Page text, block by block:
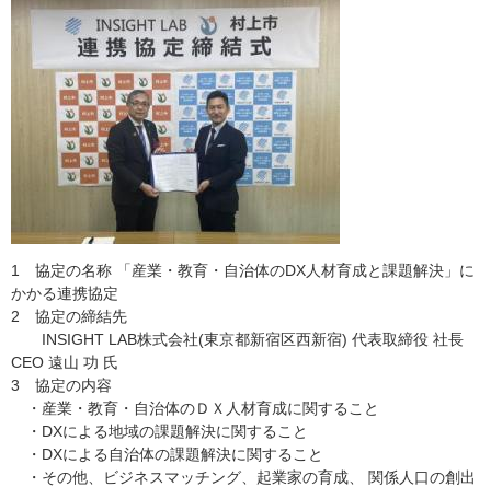
1 協定の名称 「産業・教育・自治体のDX人材育成と課題解決」に
かかる連携協定
2 協定の締結先
INSIGHT LAB株式会社(東京都新宿区西新宿) 代表取締役 社長
CEO 遠山 功 氏
3 協定の内容
・産業・教育・自治体のＤＸ人材育成に関すること
・DXによる地域の課題解決に関すること
・DXによる自治体の課題解決に関すること
・その他、ビジネスマッチング、起業家の育成、 関係人口の創出